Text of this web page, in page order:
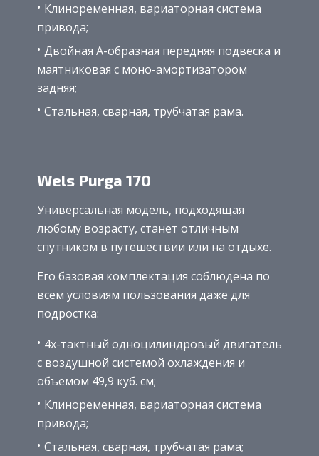
Клиноременная, вариаторная система
привода;
Двойная А-образная передняя подвеска и
маятниковая с моно-амортизатором
задняя;
Стальная, сварная, трубчатая рама.
Wels Purga 170
Универсальная модель, подходящая
любому возрасту, станет отличным
спутником в путешествии или на отдыхе.
Его базовая комплектация соблюдена по
всем условиям пользования даже для
подростка:
4х-тактный одноцилиндровый двигатель
с воздушной системой охлаждения и
объемом 49,9 куб. см;
Клиноременная, вариаторная система
привода;
Стальная, сварная, трубчатая рама;